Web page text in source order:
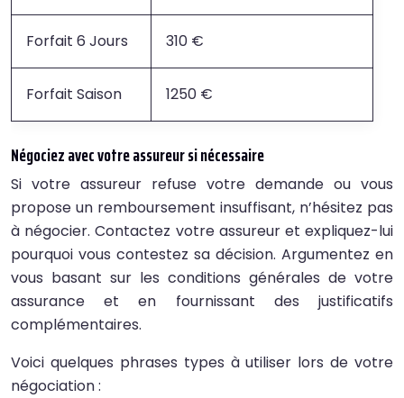
Forfait 6 Jours 310 €
Forfait Saison 1250 €
Négociez avec votre assureur si nécessaire
Si votre assureur refuse votre demande ou vous
propose un remboursement insuffisant, n’hésitez pas
à négocier. Contactez votre assureur et expliquez-lui
pourquoi vous contestez sa décision. Argumentez en
vous basant sur les conditions générales de votre
assurance et en fournissant des justificatifs
complémentaires.
Voici quelques phrases types à utiliser lors de votre
négociation :